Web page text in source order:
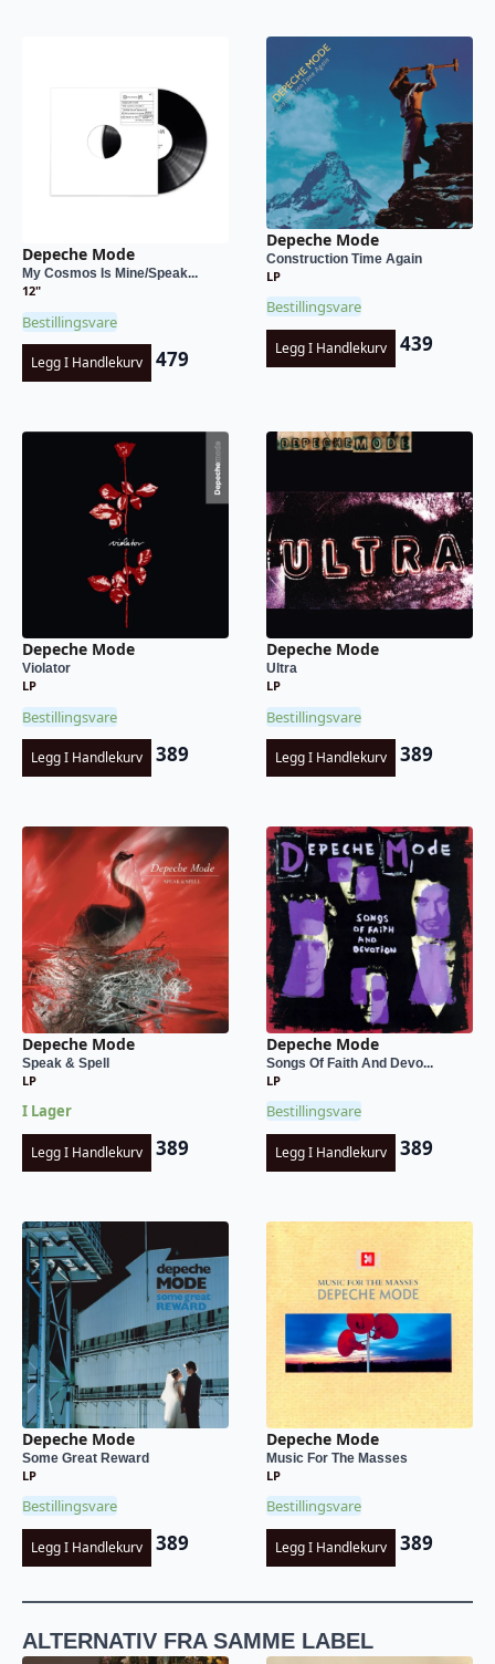
Depeche Mode
My Cosmos Is Mine/Speak...
12"
Bestillingsvare
Legg I Handlekurv 479
Depeche Mode
Construction Time Again
LP
Bestillingsvare
Legg I Handlekurv 439
Depeche Mode
Violator
LP
Bestillingsvare
Legg I Handlekurv 389
Depeche Mode
Ultra
LP
Bestillingsvare
Legg I Handlekurv 389
Depeche Mode
Speak & Spell
LP
I Lager
Legg I Handlekurv 389
Depeche Mode
Songs Of Faith And Devo...
LP
Bestillingsvare
Legg I Handlekurv 389
Depeche Mode
Some Great Reward
LP
Bestillingsvare
Legg I Handlekurv 389
Depeche Mode
Music For The Masses
LP
Bestillingsvare
Legg I Handlekurv 389
ALTERNATIV FRA SAMME LABEL